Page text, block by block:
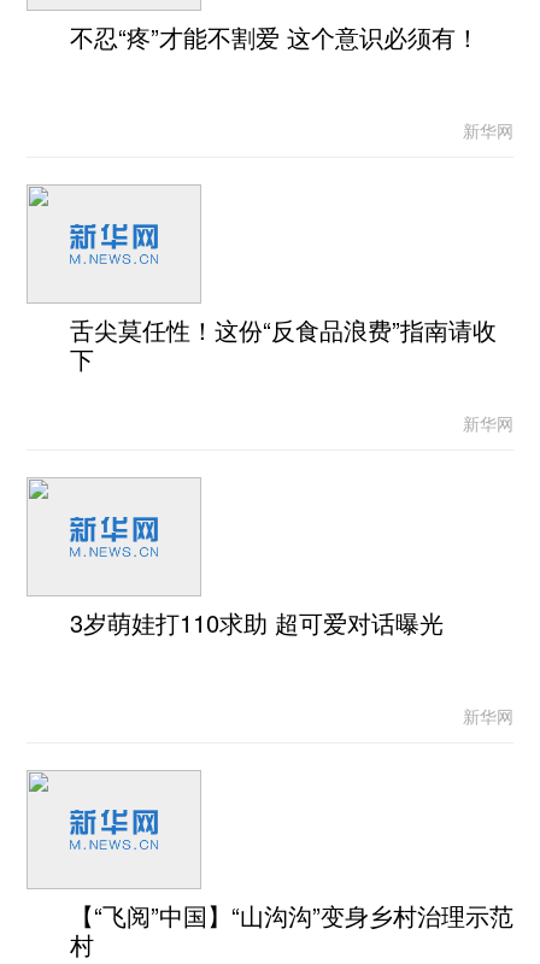
不忍“疼”才能不割爱 这个意识必须有！
新华网
舌尖莫任性！这份“反食品浪费”指南请收
下
新华网
3岁萌娃打110求助 超可爱对话曝光
新华网
【“飞阅”中国】“山沟沟”变身乡村治理示范
村